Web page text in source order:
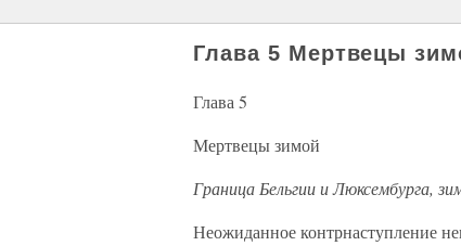
Глава 5 Мертвецы
Глава 5
Мертвецы зимой
Граница Бельгии и Люксембурга,
Неожиданное контрнаступление